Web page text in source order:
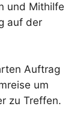
und Mithilfe
auf der
Auftrag
um
zu Treffen.